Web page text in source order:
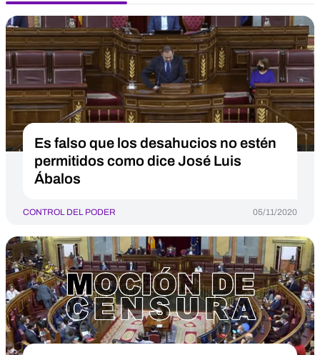
Es falso que los desahucios no estén
permitidos como dice José Luis
Ábalos
CONTROL DEL PODER 05/11/2020